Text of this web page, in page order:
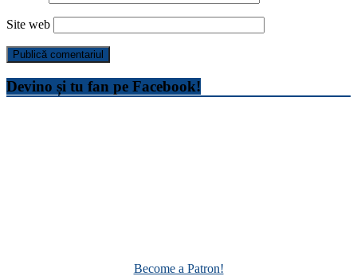
Site web
Devino și tu fan pe Facebook!
Become a Patron!